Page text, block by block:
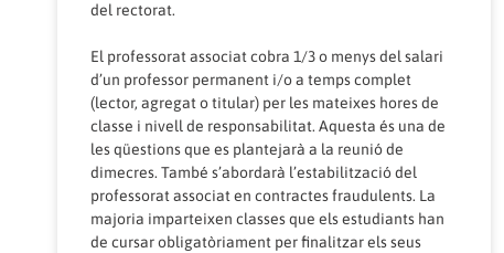
del rectorat.
El professorat associat cobra 1/3 o menys del salari
d’un professor permanent i/o a temps complet
(lector, agregat o titular) per les mateixes hores de
classe i nivell de responsabilitat. Aquesta és una de
les qüestions que es plantejarà a la reunió de
dimecres. També s’abordarà l’estabilització del
professorat associat en contractes fraudulents. La
majoria imparteixen classes que els estudiants han
de cursar obligatòriament per finalitzar els seus